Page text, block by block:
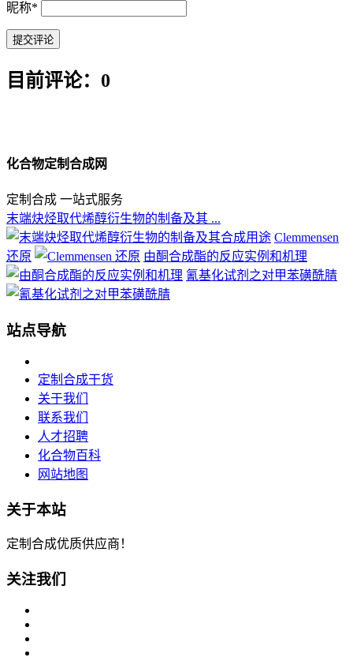
昵称*
目前评论：0
化合物定制合成网
定制合成 一站式服务
末端炔烃取代烯醇衍生物的制备及其 ...
Clemmensen
还原
由酮合成酯的反应实例和机理
氰基化试剂之对甲苯磺酰腈
站点导航
定制合成干货
关于我们
联系我们
人才招聘
化合物百科
网站地图
关于本站
定制合成优质供应商！
关注我们